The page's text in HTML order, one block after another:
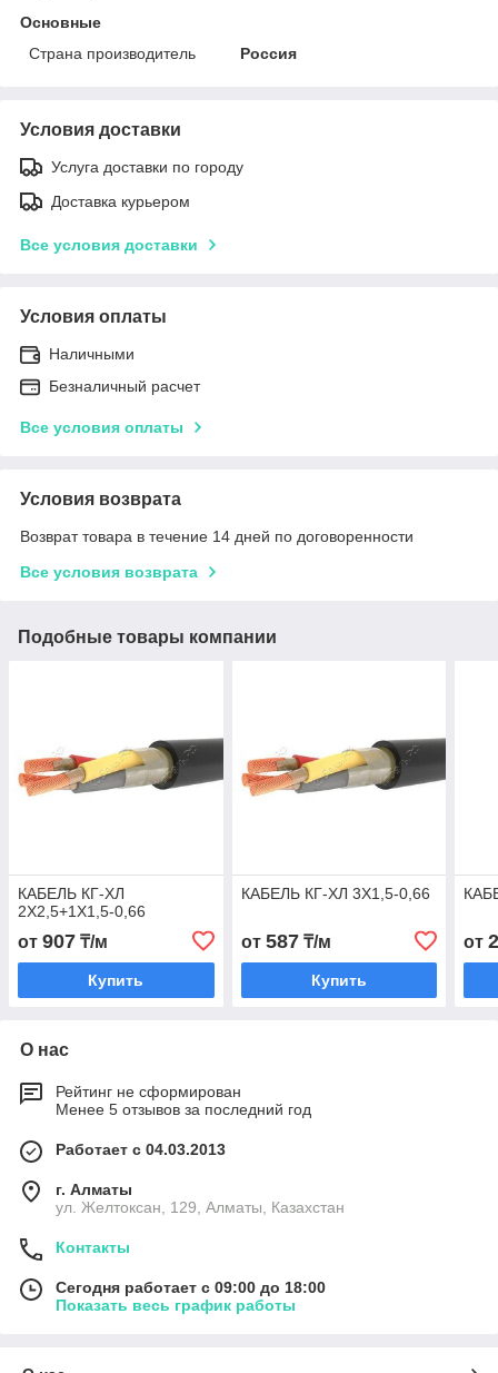
Основные
Страна производитель
Россия
Условия доставки
Услуга доставки по городу
Доставка курьером
Все условия доставки
Условия оплаты
Наличными
Безналичный расчет
Все условия оплаты
Условия возврата
Возврат товара в течение 14 дней по договоренности
Все условия возврата
Подобные товары компании
КАБЕЛЬ КГ-ХЛ
2Х2,5+1Х1,5-0,66
от 907 ₸/м
Купить
КАБЕЛЬ КГ-ХЛ 3Х1,5-0,66
от 587₸/м
Купить
от
О нас
Рейтинг не сформирован
Менее 5 отзывов за последний год
Работает с 04.03.2013
г. Алматы
ул. Желтоксан, 129, Алматы, Казахстан
Контакты
Сегодня работает с 09:00 до 18:00
Показать весь график работы